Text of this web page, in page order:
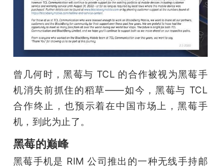
中
心
GAIR
题
爱
曾几何时，黑莓与 TCL 的合作被视为黑莓手
机消失前抓住的稻草——如今，黑莓与 TCL
合作终止，也预示着在中国市场上，黑莓手
机，到此为止了。
黑莓的巅峰
黑莓手机是 RIM 公司推出的一种无线手持邮